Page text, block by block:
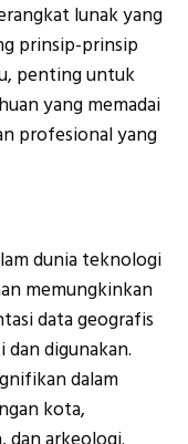
lunak yang
prinsip-prinsip
penting untuk
yang memadai
profesional yang
dunia teknologi
memungkinkan
data geografis
dan digunakan.
dalam
kota,